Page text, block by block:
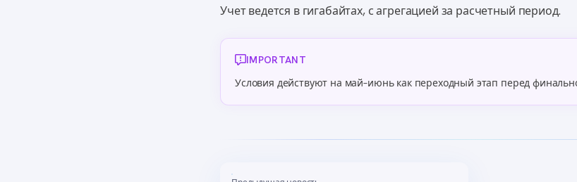
Учет ведется в гигабайтах, с агрегацией за расчетный период.
IMPORTANT
Условия действуют на май–июнь как переходный этап перед